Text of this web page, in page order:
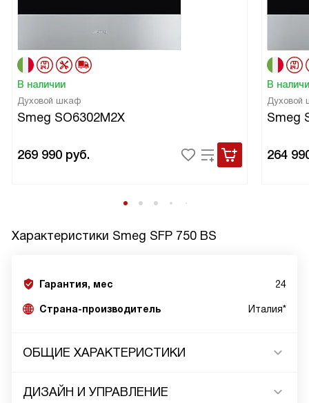
В наличии
Духовой шкаф
Smeg SO6302M2X
269 990 руб.
В
Духовой
Smeg
264
Характеристики Smeg SFP 750 BS
Гарантия, мес 24
Страна-производитель Италия*
ОБЩИЕ ХАРАКТЕРИСТИКИ
ДИЗАЙН И УПРАВЛЕНИЕ